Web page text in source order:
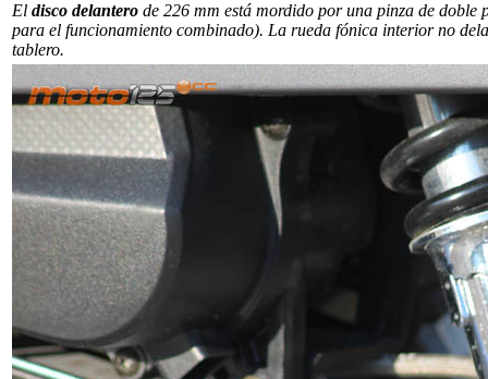
El disco delantero de 226 mm está mordido por una pinza de
para el funcionamiento combinado). La rueda fónica interior no
tablero.